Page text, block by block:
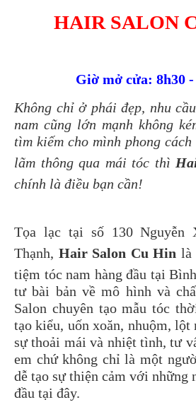
HAIR SALON
Giờ mở cửa: 8h30 -
Không chỉ ở phái đẹp, nhu
nam cũng lớn mạnh không
tìm kiếm cho mình phong
lãm thông qua mái tóc thì
chính là điều bạn cần!
Tọa lạc tại số 130 Nguyễn
Thạnh, Hair Salon Cu Hin là
tiệm tóc nam hàng đầu tại
tư bài bản về mô hình và
Salon chuyên tạo mẫu tóc
tạo kiểu, uốn xoăn, nhuộm, lột
sự thoải mái và nhiệt tình, tư
em chứ không chỉ là một
dễ tạo sự thiện cảm với những
đầu tại đây.